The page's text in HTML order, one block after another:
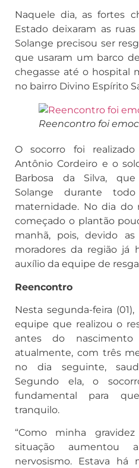
Naquele dia, as fortes
Estado deixaram as
Solange precisou ser
que usaram um barco
chegasse até o hospital
no bairro Divino Espírito
Reencontro foi
O socorro foi
Antônio Cordeiro e o
Barbosa da Silva,
Solange durante
maternidade. No dia do
começado o plantão
manhã, pois, devido
moradores da região já
auxílio da equipe de
Reencontro
Nesta segunda-feira
equipe que realizou o
antes do
atualmente, com três
no dia seguinte,
Segundo ela, o
fundamental para
tranquilo.
“Como minha
situação
nervosismo. Estava há